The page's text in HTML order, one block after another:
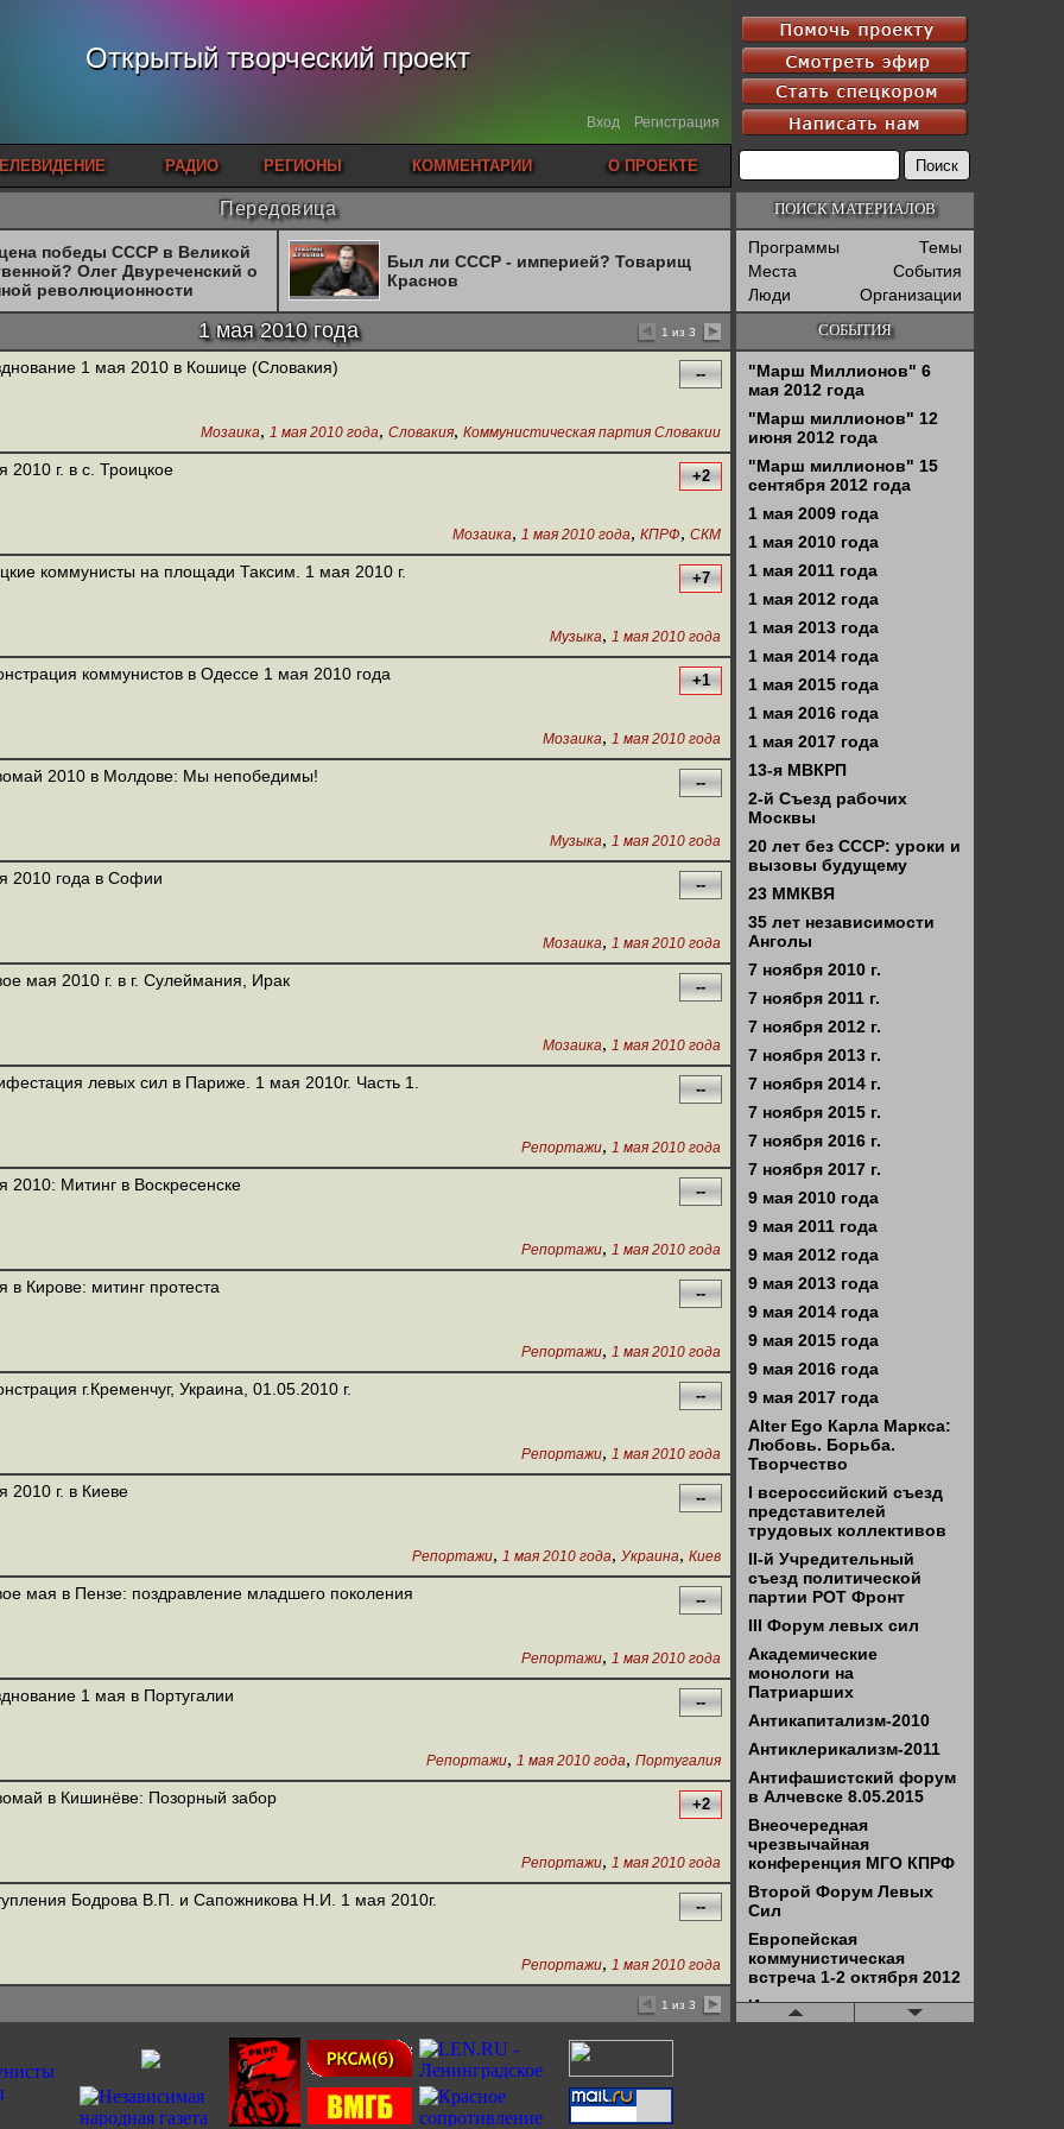
Открытый творческий проект
Вход Регистрация
РАДИО РЕГИОНЫ КОММЕНТАРИИ О ПРОЕКТЕ
Передовица
победы СССР в Великой
Олег Двуреченский о
революционности
Был ли СССР - империей? Товарищ
Краснов
1 мая 2010 года 1 из 3
1 мая 2010 в Кошице (Словакия) --
Мозаика, 1 мая 2010 года, Словакия, Коммунистическая партия Словакии
2010 г. в с. Троицкое +2
Мозаика, 1 мая 2010 года, КПРФ, СКМ
коммунисты на площади Таксим. 1 мая 2010 г. +7
Музыка, 1 мая 2010 года
коммунистов в Одессе 1 мая 2010 года +1
Мозаика, 1 мая 2010 года
2010 в Молдове: Мы непобедимы! --
Музыка, 1 мая 2010 года
2010 года в Софии --
Мозаика, 1 мая 2010 года
мая 2010 г. в г. Сулеймания, Ирак --
Мозаика, 1 мая 2010 года
левых сил в Париже. 1 мая 2010г. Часть 1. --
Репортажи, 1 мая 2010 года
2010: Митинг в Воскресенске --
Репортажи, 1 мая 2010 года
в Кирове: митинг протеста --
Репортажи, 1 мая 2010 года
г.Кременчуг, Украина, 01.05.2010 г. --
Репортажи, 1 мая 2010 года
2010 г. в Киеве --
Репортажи, 1 мая 2010 года, Украина, Киев
мая в Пензе: поздравление младшего поколения --
Репортажи, 1 мая 2010 года
1 мая в Португалии --
Репортажи, 1 мая 2010 года, Португалия
в Кишинёве: Позорный забор +2
Репортажи, 1 мая 2010 года
Бодрова В.П. и Сапожникова Н.И. 1 мая 2010г. --
Репортажи, 1 мая 2010 года
1 из 3
ПОИСК МАТЕРИАЛОВ
Программы
Темы
Места
События
Люди
Организации
СОБЫТИЯ
"Марш Миллионов" 6
мая 2012 года
"Марш миллионов" 12
июня 2012 года
"Марш миллионов" 15
сентября 2012 года
1 мая 2009 года
1 мая 2010 года
1 мая 2011 года
1 мая 2012 года
1 мая 2013 года
1 мая 2014 года
1 мая 2015 года
1 мая 2016 года
1 мая 2017 года
13-я МВКРП
2-й Съезд рабочих
Москвы
20 лет без СССР: уроки и
вызовы будущему
23 ММКВЯ
35 лет независимости
Анголы
7 ноября 2010 г.
7 ноября 2011 г.
7 ноября 2012 г.
7 ноября 2013 г.
7 ноября 2014 г.
7 ноября 2015 г.
7 ноября 2016 г.
7 ноября 2017 г.
9 мая 2010 года
9 мая 2011 года
9 мая 2012 года
9 мая 2013 года
9 мая 2014 года
9 мая 2015 года
9 мая 2016 года
9 мая 2017 года
Alter Ego Карла Маркса:
Любовь. Борьба.
Творчество
I всероссийский съезд
представителей
трудовых коллективов
II-й Учредительный
съезд политической
партии РОТ Фронт
III Форум левых сил
Академические
монологи на
Патриарших
Антикапитализм-2010
Антиклерикализм-2011
Антифашистский форум
в Алчевске 8.05.2015
Внеочередная
чрезвычайная
конференция МГО КПРФ
Второй Форум Левых
Сил
Европейская
коммунистическая
встреча 1-2 октября 2012
Итоги госстроительства
в ДНР и ЛНР